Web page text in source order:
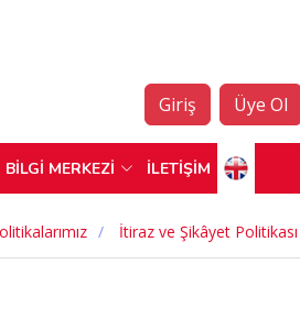
Giriş Üye Ol
BİLGİ MERKEZİ İLETİŞİM
İtiraz ve Şikâyet Politikası